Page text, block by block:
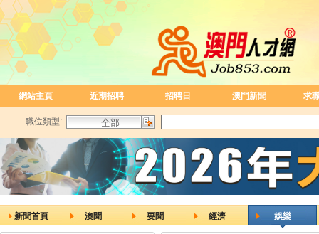
網站主頁 近期招聘 招聘日 澳門新聞 求
職位類型:
新聞首頁 澳聞 要聞 經濟 娛樂